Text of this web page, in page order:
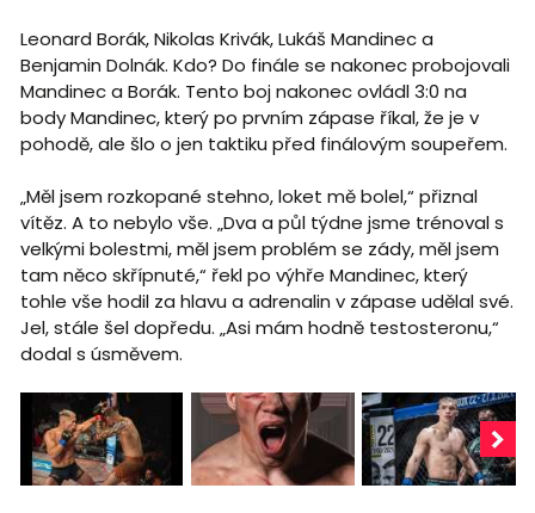
Leonard Borák, Nikolas Krivák, Lukáš Mandinec a
Benjamin Dolnák. Kdo? Do finále se nakonec probojovali
Mandinec a Borák. Tento boj nakonec ovládl 3:0 na
body Mandinec, který po prvním zápase říkal, že je v
pohodě, ale šlo o jen taktiku před finálovým soupeřem.
„Měl jsem rozkopané stehno, loket mě bolel,“ přiznal
vítěz. A to nebylo vše. „Dva a půl týdne jsme trénoval s
velkými bolestmi, měl jsem problém se zády, měl jsem
tam něco skřípnuté,“ řekl po výhře Mandinec, který
tohle vše hodil za hlavu a adrenalin v zápase udělal své.
Jel, stále šel dopředu. „Asi mám hodně testosteronu,“
dodal s úsměvem.